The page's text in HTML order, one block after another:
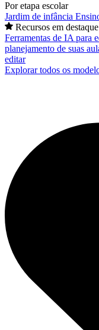
Por etapa escolar
Jardim de infância
Recursos em destaque
Ferramentas de IA para
planejamento de suas
editar
Explorar todos os